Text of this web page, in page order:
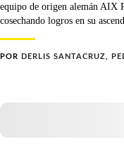
equipo de origen alemán AIX
cosechando logros en su
POR DERLIS SANTACRUZ